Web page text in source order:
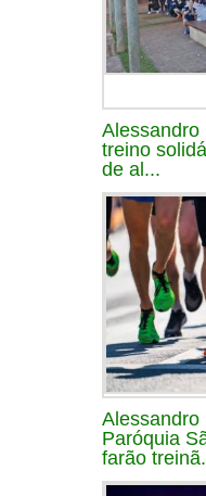
Alessandro
treino
de al...
Alessandro
Paróquia
farão